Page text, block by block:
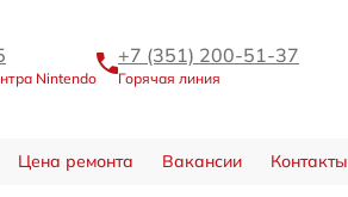
Nintendo
+7 (351) 200-51-37
Горячая линия
Цена ремонта Вакансии Контакты